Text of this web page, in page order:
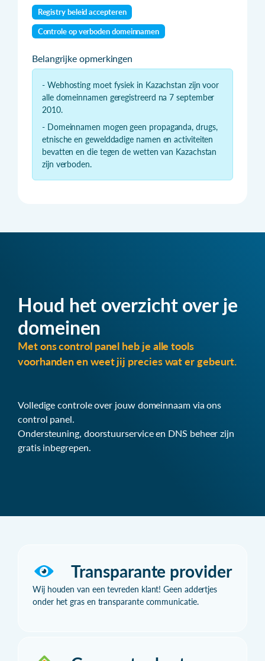
Registry beleid accepteren
Controle op verboden domeinnamen
Belangrijke opmerkingen
- Webhosting moet fysiek in Kazachstan zijn voor
alle domeinnamen geregistreerd na 7 september
2010.
- Domeinnamen mogen geen propaganda, drugs,
etnische en gewelddadige namen en activiteiten
bevatten en die tegen de wetten van Kazachstan
zijn verboden.
Houd het overzicht over je
domeinen
Met ons control panel heb je alle tools
voorhanden en weet jij precies wat er gebeurt.
Volledige controle over jouw domeinnaam via ons
control panel.
Ondersteuning, doorstuurservice en DNS beheer zijn
gratis inbegrepen.
Transparante provider
Wij houden van een tevreden klant! Geen addertjes
onder het gras en transparante communicatie.